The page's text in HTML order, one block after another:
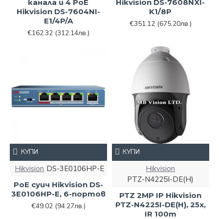
канала и 4 PoE
Hikvision DS-7604NI-
E1/4P/A
€162.32 (312.14лв.)
Hikvision DS-7608NXI-
K1/8P
€351.12 (675.20лв.)
Hikvision DS-3E0106HP-E
PoE суич Hikvision DS-
3E0106HP-E, 6-портов
€49.02 (94.27лв.)
КУПИ
Hikvision
PTZ-N4225I-DE(H)
PTZ 2MP IP Hikvision
PTZ-N4225I-DE(H), 25x,
IR 100m
КУПИ